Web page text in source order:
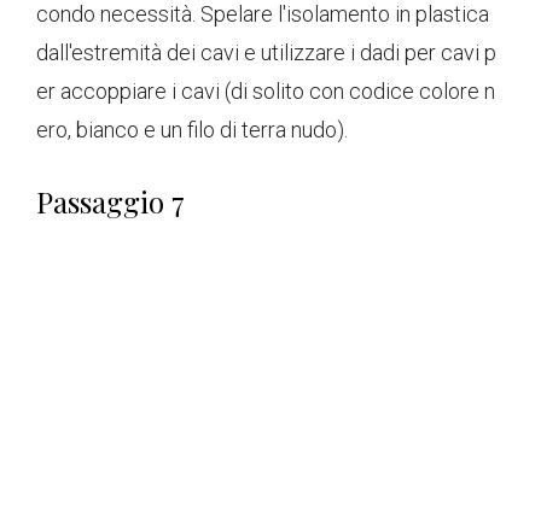
condo necessità. Spelare l'isolamento in plastica
dall'estremità dei cavi e utilizzare i dadi per cavi p
er accoppiare i cavi (di solito con codice colore n
ero, bianco e un filo di terra nudo).
Passaggio 7